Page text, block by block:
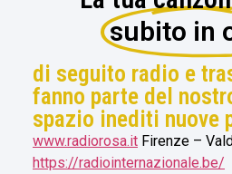
subito in
di seguito radio e
fanno parte del
spazio inediti nuove
www.radiorosa.it Firenze –
https://radiointernazionale.be/